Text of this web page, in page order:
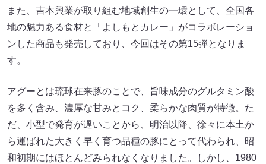
また、吉本興業が取り組む地域創生の一環として、全国各
地の魅力ある食材と「よしもとカレー」がコラボレーショ
ンした商品も発売しており、今回はその第15弾となりま
す。
アグーとは琉球在来豚のことで、旨味成分のグルタミン酸
を多く含み、濃厚な甘みとコク、柔らかな肉質が特徴。た
だ、小型で発育が遅いことから、明治以降、徐々に本土か
ら運ばれた大きく早く育つ品種の豚にとって代わられ、昭
和初期にはほとんどみられなくなりました。しかし、1980